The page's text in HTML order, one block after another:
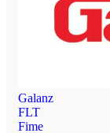
Galanz
FLT
Fime